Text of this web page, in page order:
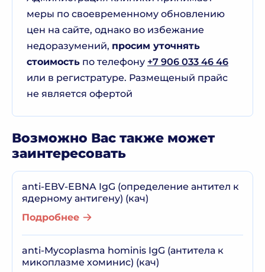
меры по своевременному обновлению
цен на сайте, однако во избежание
недоразумений, просим уточнять
стоимость по телефону +7 906 033 46 46
или в регистратуре. Размещеный прайс
не является офертой
Возможно Вас также может
заинтересовать
anti-EBV-ЕВNA IgG (определение антител к
ядерному антигену) (кач)
Подробнее
anti-Mycoplasma hominis IgG (антитела к
микоплазме хоминис) (кач)